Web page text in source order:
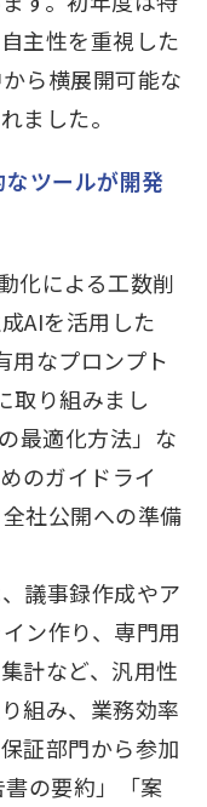
主性を重視した
ら横展開可能な
ました。
ツールが開発
化による工数削
AIを活用した
なプロンプト
取り組みまし
最適化方法」な
のガイドライ
社公開への準備
議事録作成やア
ン作り、専門用
計など、汎用性
組み、業務効率
証部門から参加
の要約」「案